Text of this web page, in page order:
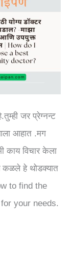
जर प्रेग्नन्ट
आहात .मग
काय विचार केला
कळले हे थोडक्यात
to find the
your needs.